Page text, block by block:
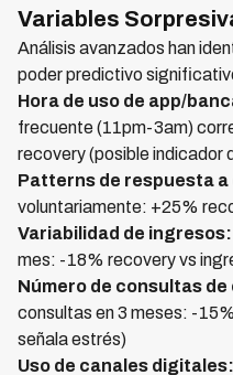
Variables
Análisis avanzados han
poder predictivo
Hora de uso de app/
frecuente (11pm-3am)
recovery (posible indicador
Patterns de respuesta
voluntariamente: +25%
Variabilidad de ingresos:
mes: -18% recovery vs
Número de consultas
consultas en 3 meses: -
señala estrés)
Uso de canales digitales: